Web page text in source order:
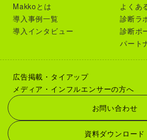
Makkoとは
導入事例一覧
導入インタビュー
よくあ
診断ラ
診断ポ
パート
広告掲載・タイアップ
メディア・インフルエンサーの方へ
お問い合わせ
資料ダウンロード